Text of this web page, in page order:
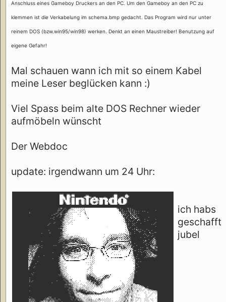
Anschluss eines Gameboy Druckers an den PC. Um den Gameboy an den PC zu
klemmen ist die Verkabelung im schema.bmp gedacht. Das Program wird nur unter
reinem DOS (bzw.win95/win98) werken. Denkt an einen Maustreiber! Benutzung auf
eigene Gefahr!
Mal schauen wann ich mit so einem Kabel
meine Leser beglücken kann :)
Viel Spass beim alte DOS Rechner wieder
aufmöbeln wünscht
Der Webdoc
update: irgendwann um 24 Uhr:
ich habs
geschafft
jubel